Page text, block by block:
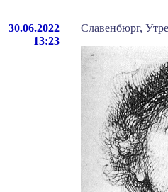
30.06.2022
13:23
Славенбюрг,